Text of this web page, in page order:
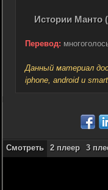
Истории Манто
Перевод:
Данный материал
iphone, android и
Смотреть 2 плеер 3